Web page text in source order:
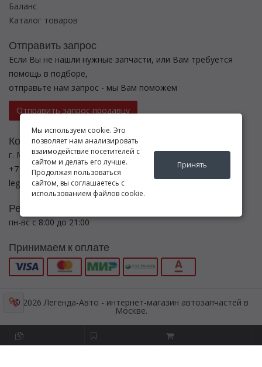
Баланс
Каталог товаров
Отправить запрос
Если Вы не нашли нужные запчасти, или Вам требуется
помощь в подборе,
отправьте нам запрос - мы Вам поможем
Отправить запрос продавцу
Контакты
г. Москва ул. Новоостаповская ул., 5, с.6
+7 (495) 782-5440
legenda-avto24@yandex.ru
Режим работы
пн-вс с 8:00 до 21:00
Принимаем к оплате
© 2026 Легенда-Авто - интернет-магазин автозапчастей в
Москве.
Мы используем cookie. Это
позволяет нам анализировать
взаимодействие посетителей с
сайтом и делать его лучше.
Продолжая пользоваться
сайтом, вы соглашаетесь с
использованием файлов cookie.
Принять